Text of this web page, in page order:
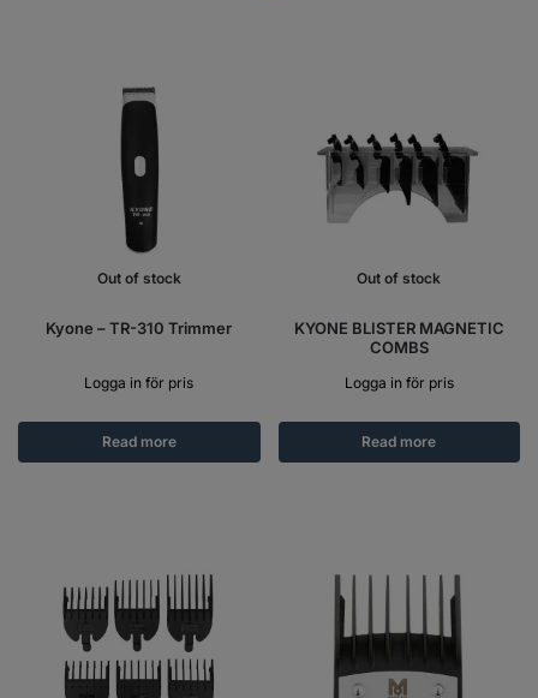
Out of stock
Kyone – TR-310 Trimmer
Logga in för pris
Read more
Out of stock
KYONE BLISTER MAGNETIC
COMBS
Logga in för pris
Read more